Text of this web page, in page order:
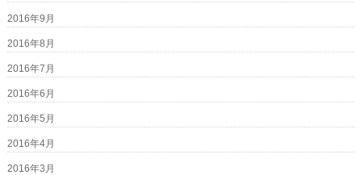
2016年9月
2016年8月
2016年7月
2016年6月
2016年5月
2016年4月
2016年3月